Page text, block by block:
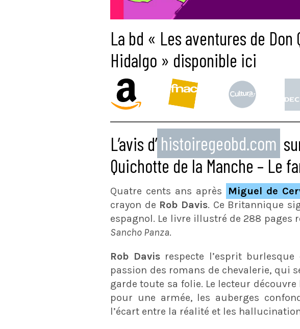
La bd « Les aventures de
Hidalgo » disponible ici
L’avis d’ histoiregeobd.com
Quichotte de la Manche – Le
Quatre cents ans après Miguel de
crayon de Rob Davis. Ce Britannique
espagnol. Le livre illustré de 288
Sancho Panza.
Rob Davisrespecte l’esprit
passion des romans de chevalerie, qui
garde toute sa folie. Le lecteur
pour une armée, les auberges
l’écart entre la réalité et les